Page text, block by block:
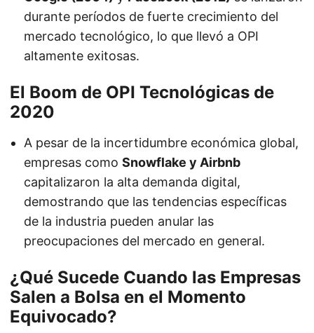
durante períodos de fuerte crecimiento del
mercado tecnológico, lo que llevó a OPI
altamente exitosas.
El Boom de OPI Tecnológicas de
2020
A pesar de la incertidumbre económica global,
empresas como Snowflake y Airbnb
capitalizaron la alta demanda digital,
demostrando que las tendencias específicas
de la industria pueden anular las
preocupaciones del mercado en general.
¿Qué Sucede Cuando las Empresas
Salen a Bolsa en el Momento
Equivocado?